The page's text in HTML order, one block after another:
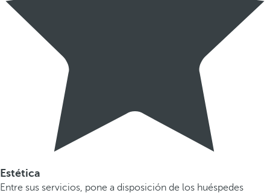
Estética
Entre sus servicios, pone a disposición de los huéspedes